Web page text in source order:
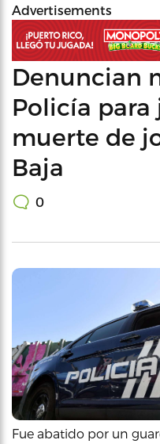
Advertisements
Denuncian
Policía
muerte de
Baja
0
Fue abatido por un